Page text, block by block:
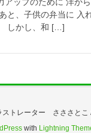
アップのために 洋か
と、子供の弁当に 入
しかし、和 […]
ストレーター さささとこ
with Lightning